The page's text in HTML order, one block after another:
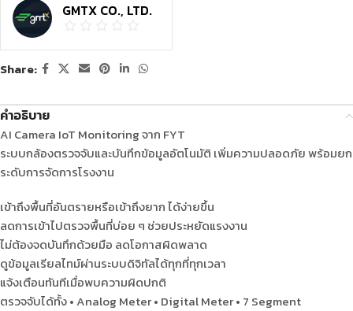
GMTX CO., LTD.
Share:
คำอธิบาย
AI Camera IoT Monitoring จาก FYT
ระบบกล้องตรวจจับและบันทึกข้อมูลอัตโนมัติ เพิ่มความปลอดภัย พร้อมยก
ระดับการจัดการโรงงาน
เข้าถึงพื้นที่อันตรายหรือเข้าถึงยาก ได้ง่ายขึ้น
ลดการเข้าไปตรวจพื้นที่บ่อย ๆ ช่วยประหยัดแรงงาน
ไม่ต้องจดบันทึกด้วยมือ ลดโอกาสผิดพลาด
ดูข้อมูลเรียลไทม์ผ่านระบบดิจิทัลได้ทุกที่ทุกเวลา
แจ้งเตือนทันทีเมื่อพบความผิดปกติ
ตรวจจับได้ทั้ง • Analog Meter • Digital Meter • 7 Segment